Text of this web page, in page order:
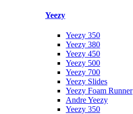
Yeezy
Yeezy 350
Yeezy 380
Yeezy 450
Yeezy 500
Yeezy 700
Yeezy Slides
Yeezy Foam Runner
Andre Yeezy
Yeezy 350